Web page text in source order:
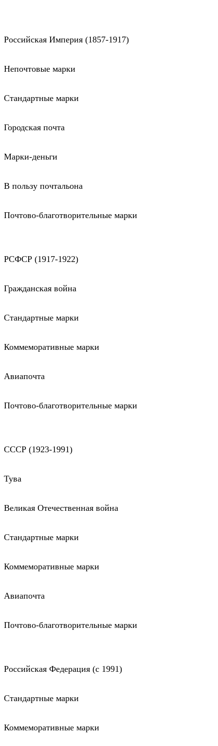
Российская Империя (1857-1917)
Непочтовые марки
Стандартные марки
Городская почта
Марки-деньги
В пользу почтальона
Почтово-благотворительные марки
РСФСР (1917-1922)
Гражданская война
Стандартные марки
Коммеморативные марки
Авиапочта
Почтово-благотворительные марки
СССР (1923-1991)
Тува
Великая Отечественная война
Стандартные марки
Коммеморативные марки
Авиапочта
Почтово-благотворительные марки
Российская Федерация (c 1991)
Стандартные марки
Коммеморативные марки